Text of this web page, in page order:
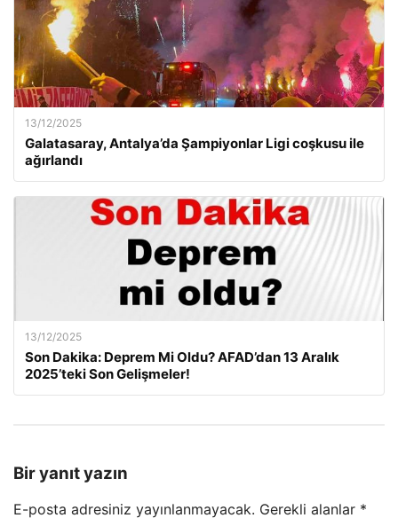
13/12/2025
Galatasaray, Antalya’da Şampiyonlar Ligi coşkusu ile
ağırlandı
13/12/2025
Son Dakika: Deprem Mi Oldu? AFAD’dan 13 Aralık
2025’teki Son Gelişmeler!
Bir yanıt yazın
E-posta adresiniz yayınlanmayacak. Gerekli alanlar *